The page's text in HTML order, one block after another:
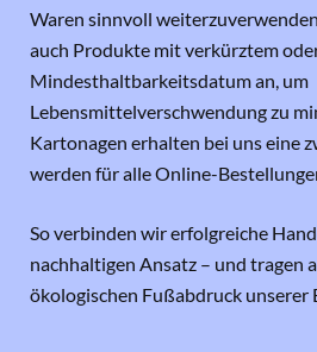
Waren sinnvoll
auch Produkte mit verkürztem
Mindesthaltbarkeitsdatum an, um
Lebensmittelverschwendung zu
Kartonagen erhalten bei uns eine
werden für alle Online-
So verbinden wir erfolgreiche
nachhaltigen Ansatz – und tragen
ökologischen Fußabdruck unserer